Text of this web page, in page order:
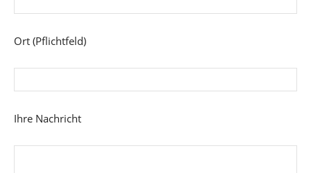
Ort (Pflichtfeld)
Ihre Nachricht